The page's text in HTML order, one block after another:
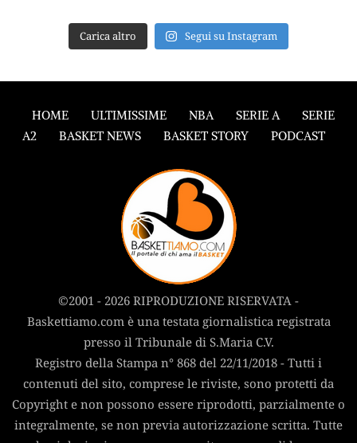
Carica altro Segui su Instagram
HOME ULTIMISSIME NBA SERIE A
SERIE
A2
BASKET NEWS BASKET STORY PODCAST
©2001 - 2026 RIPRODUZIONE RISERVATA -
Baskettiamo.com è una testata giornalistica registrata
presso il Tribunale di S.Maria C.V.
Registro della Stampa n° 868 del 22/11/2018 - Tutti i
contenuti del sito, comprese le riviste, sono protetti da
Copyright e non possono essere riprodotti, parzialmente o
integralmente, se non previa autorizzazione scritta. Tutte